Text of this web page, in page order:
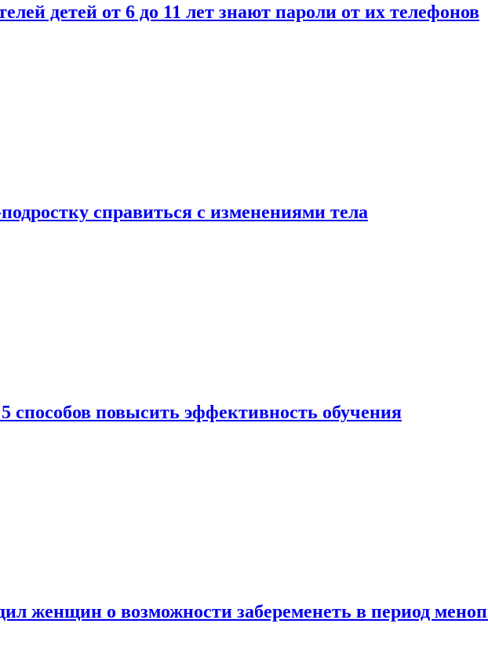
детей от 6 до 11 лет знают пароли от их телефонов
справиться с изменениями тела
способов повысить эффективность обучения
женщин о возможности забеременеть в период